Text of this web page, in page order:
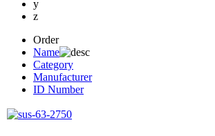
y
z
Order
Name
Category
Manufacturer
ID Number